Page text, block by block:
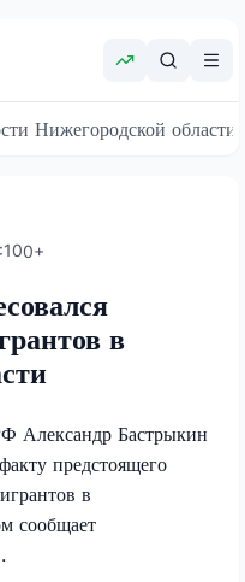
Нижегородской области
0+
в
Александр Бастрыкин
предстоящего
в
сообщает